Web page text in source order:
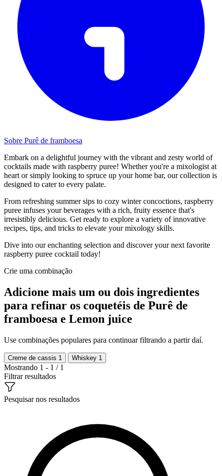
Sobre Purê de framboesa
Embark on a delightful journey with the vibrant and zesty world of
cocktails made with raspberry puree! Whether you're a mixologist at
heart or simply looking to spruce up your home bar, our collection is
designed to cater to every palate.
From refreshing summer sips to cozy winter concoctions, raspberry
puree infuses your beverages with a rich, fruity essence that's
irresistibly delicious. Get ready to explore a variety of innovative
recipes, tips, and tricks to elevate your mixology skills.
Dive into our enchanting selection and discover your next favorite
raspberry puree cocktail today!
Crie uma combinação
Adicione mais um ou dois ingredientes
para refinar os coquetéis de Purê de
framboesa e Lemon juice
Use combinações populares para continuar filtrando a partir daí.
Creme de cassis 1 Whiskey 1
Mostrando 1 - 1 / 1
Filtrar resultados
Pesquisar nos resultados